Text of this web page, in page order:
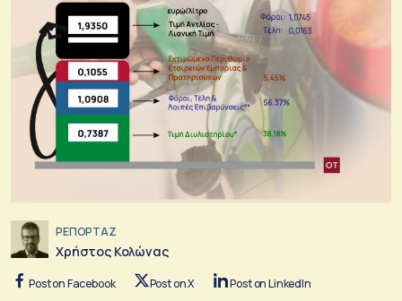
ΡΕΠΟΡΤΑΖ
Χρήστος Κολώνας
Post on Facebook Post on X Post on LinkedIn